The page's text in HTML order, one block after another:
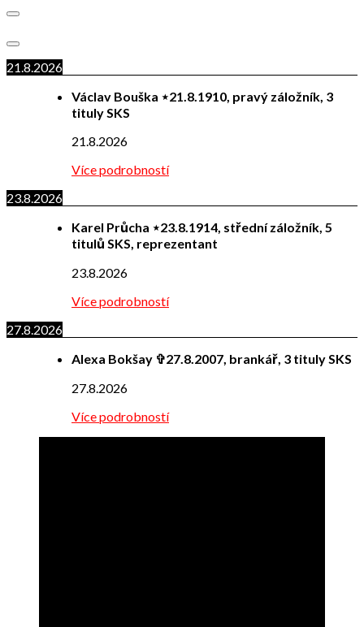
21.8.2026
Václav Bouška ⋆21.8.1910, pravý záložník, 3
tituly SKS
21.8.2026
Více podrobností
23.8.2026
Karel Průcha ⋆23.8.1914, střední záložník, 5
titulů SKS, reprezentant
23.8.2026
Více podrobností
27.8.2026
Alexa Bokšay ✞27.8.2007, brankář, 3 tituly SKS
27.8.2026
Více podrobností